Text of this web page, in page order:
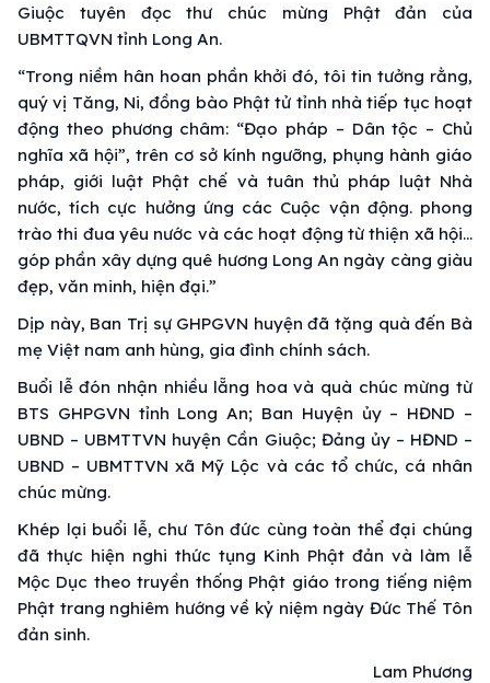
Giuộc tuyên đọc thư chúc mừng Phật đản của
UBMTTQVN tỉnh Long An.
“Trong niềm hân hoan phần khởi đó, tôi tin tưởng rằng,
quý vị Tăng, Ni, đồng bào Phật tử tỉnh nhà tiếp tục hoạt
động theo phương châm: “Đạo pháp – Dân tộc – Chủ
nghĩa xã hội”, trên cơ sở kính ngưỡng, phụng hành giáo
pháp, giới luật Phật chế và tuân thủ pháp luật Nhà
nước, tích cực hưởng ứng các Cuộc vận động. phong
trào thi đua yêu nước và các hoạt động từ thiện xã hội…
góp phần xây dựng quê hương Long An ngày càng giàu
đẹp, văn minh, hiện đại.”
Dịp này, Ban Trị sự GHPGVN huyện đã tặng quà đến Bà
mẹ Việt nam anh hùng, gia đình chính sách.
Buổi lễ đón nhận nhiều lẵng hoa và quà chúc mừng từ
BTS GHPGVN tỉnh Long An; Ban Huyện ủy – HĐND –
UBND – UBMTTVN huyện Cần Giuộc; Đảng ủy – HĐND –
UBND – UBMTTVN xã Mỹ Lộc và các tổ chức, cá nhân
chúc mừng.
Khép lại buổi lễ, chư Tôn đức cùng toàn thể đại chúng
đã thực hiện nghi thức tụng Kinh Phật đản và làm lễ
Mộc Dục theo truyền thống Phật giáo trong tiếng niệm
Phật trang nghiêm hướng về kỷ niệm ngày Đức Thế Tôn
đản sinh.
Lam Phương